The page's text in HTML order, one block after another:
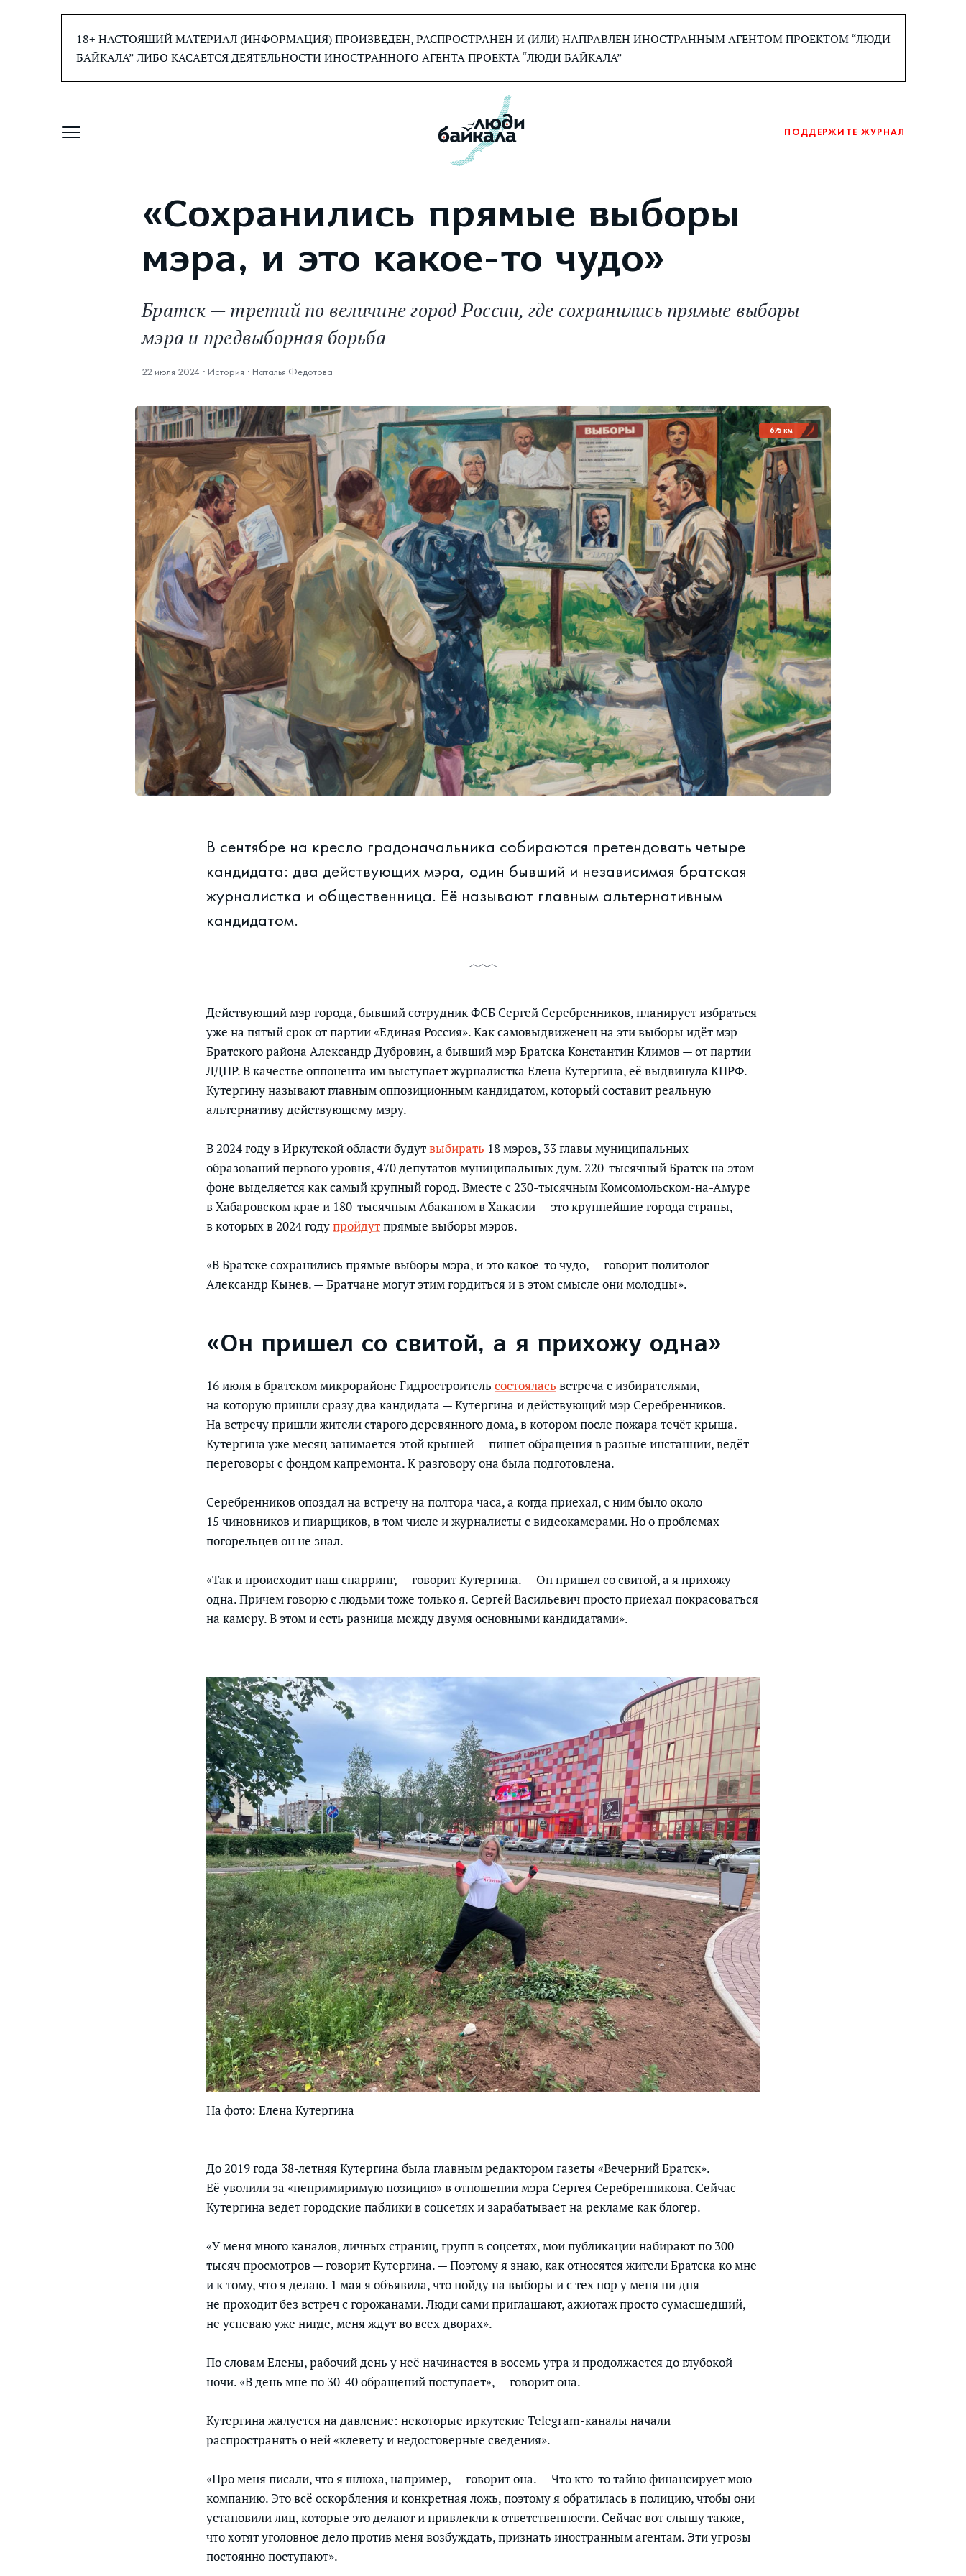
18+ НАСТОЯЩИЙ МАТЕРИАЛ (ИНФОРМАЦИЯ) ПРОИЗВЕДЕН, РАСПРОСТРАНЕН И (ИЛИ) НАПРАВЛЕН ИНОСТРАННЫМ АГЕНТОМ ПРОЕКТОМ “ЛЮДИ
БАЙКАЛА” ЛИБО КАСАЕТСЯ ДЕЯТЕЛЬНОСТИ ИНОСТРАННОГО АГЕНТА ПРОЕКТА “ЛЮДИ БАЙКАЛА”
ПОДДЕРЖИТЕ ЖУРНАЛ
«Сохранились прямые выборы
мэра, и это какое-то чудо»
Братск — третий по величине город России, где сохранились прямые выборы
мэра и предвыборная борьба
22 июля 2024 · История · Наталья Федотова
675 км
В сентябре на кресло градоначальника собираются претендовать четыре
кандидата: два действующих мэра, один бывший и независимая братская
журналистка и общественница. Её называют главным альтернативным
кандидатом.
Действующий мэр города, бывший сотрудник ФСБ Сергей Серебренников, планирует избраться
уже на пятый срок от партии «Единая Россия». Как самовыдвиженец на эти выборы идёт мэр
Братского района Александр Дубровин, а бывший мэр Братска Константин Климов — от партии
ЛДПР. В качестве оппонента им выступает журналистка Елена Кутергина, её выдвинула КПРФ.
Кутергину называют главным оппозиционным кандидатом, который составит реальную
альтернативу действующему мэру.
В 2024 году в Иркутской области будутвыбирать 18 мэров, 33 главы муниципальных
образований первого уровня, 470 депутатов муниципальных дум. 220-тысячный Братск на этом
фоне выделяется как самый крупный город. Вместе с 230-тысячным Комсомольском-на-Амуре
в Хабаровском крае и 180-тысячным Абаканом в Хакасии — это крупнейшие города страны,
в которых в 2024 годупройдутпрямые выборы мэров.
«В Братске сохранились прямые выборы мэра, и это какое-то чудо, — говорит политолог
Александр Кынев. — Братчане могут этим гордиться и в этом смысле они молодцы».
«Он пришел со свитой, а я прихожу одна»
16 июля в братском микрорайоне Гидростроитель состоялась встреча с избирателями,
на которую пришли сразу два кандидата — Кутергина и действующий мэр Серебренников.
На встречу пришли жители старого деревянного дома, в котором после пожара течёт крыша.
Кутергина уже месяц занимается этой крышей — пишет обращения в разные инстанции, ведёт
переговоры с фондом капремонта. К разговору она была подготовлена.
Серебренников опоздал на встречу на полтора часа, а когда приехал, с ним было около
15 чиновников и пиарщиков, в том числе и журналисты с видеокамерами. Но о проблемах
погорельцев он не знал.
«Так и происходит наш спарринг, — говорит Кутергина. — Он пришел со свитой, а я прихожу
одна. Причем говорю с людьми тоже только я. Сергей Васильевич просто приехал покрасоваться
на камеру. В этом и есть разница между двумя основными кандидатами».
На фото: Елена Кутергина
До 2019 года 38-летняя Кутергина была главным редактором газеты «Вечерний Братск».
Её уволили за «непримиримую позицию» в отношении мэра Сергея Серебренникова. Сейчас
Кутергина ведет городские паблики в соцсетях и зарабатывает на рекламе как блогер.
«У меня много каналов, личных страниц, групп в соцсетях, мои публикации набирают по 300
тысяч просмотров — говорит Кутергина. — Поэтому я знаю, как относятся жители Братска ко мне
и к тому, что я делаю. 1 мая я объявила, что пойду на выборы и с тех пор у меня ни дня
не проходит без встреч с горожанами. Люди сами приглашают, ажиотаж просто сумасшедший,
не успеваю уже нигде, меня ждут во всех дворах».
По словам Елены, рабочий день у неё начинается в восемь утра и продолжается до глубокой
ночи. «В день мне по 30-40 обращений поступает», — говорит она.
Кутергина жалуется на давление: некоторые иркутские Telegram-каналы начали
распространять о ней «клевету и недостоверные сведения».
«Про меня писали, что я шлюха, например, — говорит она. — Что кто-то тайно финансирует мою
компанию. Это всё оскорбления и конкретная ложь, поэтому я обратилась в полицию, чтобы они
установили лиц, которые это делают и привлекли к ответственности. Сейчас вот слышу также,
что хотят уголовное дело против меня возбуждать, признать иностранным агентам. Эти угрозы
постоянно поступают».